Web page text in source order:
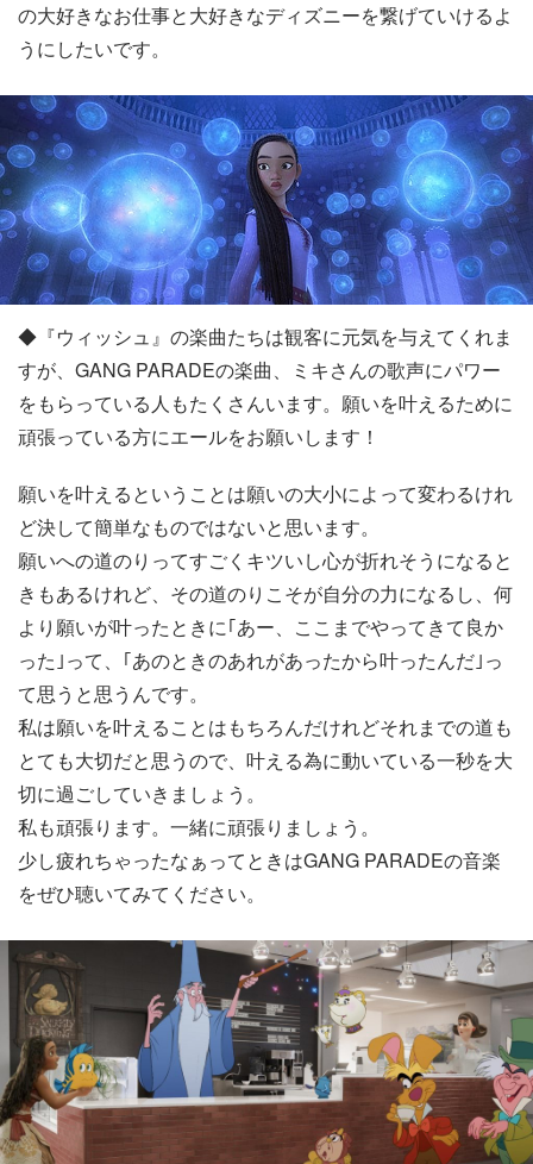
の大好きなお仕事と大好きなディズニーを繋げていけるよ
うにしたいです。
◆『ウィッシュ』の楽曲たちは観客に元気を与えてくれま
すが、GANG PARADEの楽曲、ミキさんの歌声にパワー
をもらっている人もたくさんいます。願いを叶えるために
頑張っている方にエールをお願いします！
願いを叶えるということは願いの大小によって変わるけれ
ど決して簡単なものではないと思います。
願いへの道のりってすごくキツいし心が折れそうになると
きもあるけれど、その道のりこそが自分の力になるし、何
より願いが叶ったときに｢あー、ここまでやってきて良か
った｣って、｢あのときのあれがあったから叶ったんだ｣っ
て思うと思うんです。
私は願いを叶えることはもちろんだけれどそれまでの道も
とても大切だと思うので、叶える為に動いている一秒を大
切に過ごしていきましょう。
私も頑張ります。一緒に頑張りましょう。
少し疲れちゃったなぁってときはGANG PARADEの音楽
をぜひ聴いてみてください。